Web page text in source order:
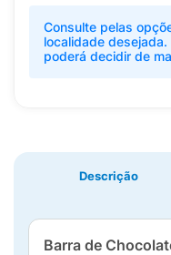
Consulte pelas
localidade
poderá decidir de
Descrição
Barra de